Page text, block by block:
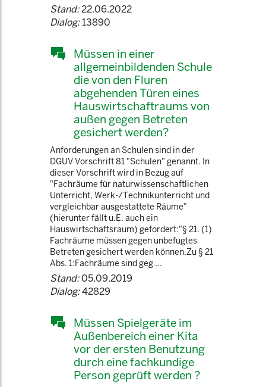
Stand:22.06.2022
Dialog:13890
Müssen in einer
allgemeinbildenden Schule
die von den Fluren
abgehenden Türen eines
Hauswirtschaftraums von
außen gegen Betreten
gesichert werden?
Anforderungen an Schulen sind in der
DGUV Vorschrift 81 "Schulen" genannt. In
dieser Vorschrift wird in Bezug auf
"Fachräume für naturwissenschaftlichen
Unterricht, Werk-/Technikunterricht und
vergleichbar ausgestattete Räume"
(hierunter fällt u.E. auch ein
Hauswirtschaftsraum) gefordert:"§ 21. (1)
Fachräume müssen gegen unbefugtes
Betreten gesichert werden können.Zu § 21
Abs. 1:Fachräume sind geg ...
Stand:05.09.2019
Dialog:42829
Müssen Spielgeräte im
Außenbereich einer Kita
vor der ersten Benutzung
durch eine fachkundige
Person geprüft werden ?